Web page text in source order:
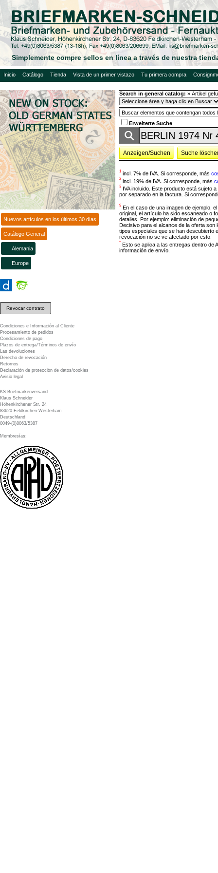
Simplemente compre sellos en línea a través de nuestra
Inicio Catálogo Tienda Vista de un primer vistazo Tu primera compra
Nuevos artículos en los últimos 30 días
Catálogo General
Alemania
Europe
Revocar contrato
Condiciones e Información al Cliente
Procesamiento de pedidos
Condiciones de pago
Plazos de entrega/Términos de envío
Las devoluciones
Derecho de revocación
Retornos
Declaración de protección de datos/cookies
Avisio legal
KS Briefmarkenversand
Klaus Schneider
Höhenkirchener Str. 24
83620 Feldkirchen-Westerham
Deutschland
0049-(0)8063/5387
Membresías:
Search in general catalog: » Artikel
Erweiterte Suche
Anzeigen/Suchen Suche
1 incl. 7% de IVA. Si corresponde, más
2 incl. 19% de IVA. Si corresponde, más
3 IVA incluido. Este producto está sujeto
por separado en la factura. Si
9 En el caso de una imagen de ejemplo,
original, el artículo ha sido escaneado o
detalles. Por ejemplo: eliminación de
Decisivo para el alcance de la oferta
tipos especiales que se han descubierto
revocación no se ve afectado por esto.
* Esto se aplica a las entregas dentro de
información de envío.